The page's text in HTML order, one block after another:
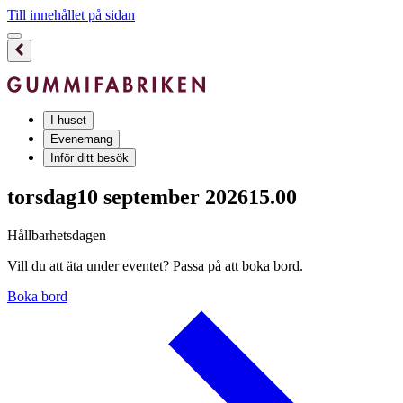
Till innehållet på sidan
I huset
Evenemang
Inför ditt besök
torsdag10 september 202615.00
Hållbarhetsdagen
Vill du att äta under eventet? Passa på att boka bord.
Boka bord